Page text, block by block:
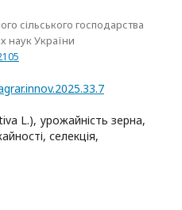
сільського господарства
наук України
L.), урожайність зерна,
селекція,